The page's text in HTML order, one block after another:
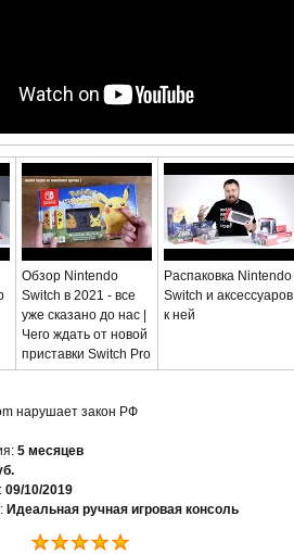
Обзор Nintendo
Switch в 2021 - все
уже сказано до нас |
Чего ждать от новой
приставки Switch Pro
Распаковка Nintendo
Switch и аксессуаров
к ней
нарушает закон РФ
5 месяцев
09/10/2019
Идеальная ручная игровая консоль